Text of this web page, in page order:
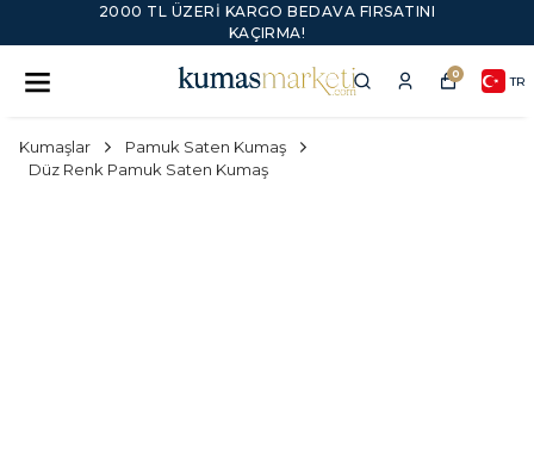
2000 TL ÜZERI KARGO BEDAVA FIRSATINI
KAÇIRMA!
0 TR
Kumaşlar
Pamuk Saten Kumaş
Düz Renk Pamuk Saten Kumaş